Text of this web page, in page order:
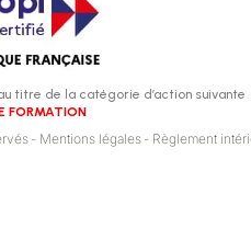
titre de la catégorie d’action suivante
FORMATION
- Mentions légales - Règlement